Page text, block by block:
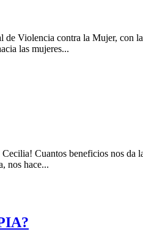
de Violencia contra la Mujer, con
las mujeres...
Cuantos beneficios nos
nos hace...